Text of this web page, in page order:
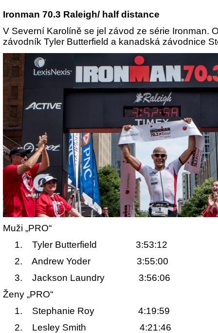
Ironman 70.3 Raleigh/ half distance
V Severní Karolíně se jel závod ze série Ironman.
závodník Tyler Butterfield a kanadská závodnice
Muži „PRO“
1. Tyler Butterfield 3:53:12
2. Andrew Yoder 3:55:00
3. Jackson Laundry 3:56:06
Ženy „PRO“
1. Stephanie Roy 4:19:59
2. Lesley Smith 4:21:46